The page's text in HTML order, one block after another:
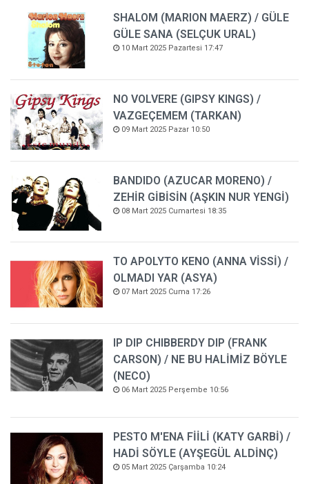
SHALOM (MARION MAERZ) / GÜLE
GÜLE SANA (SELÇUK URAL)
10 Mart 2025 Pazartesi 17:47
NO VOLVERE (GIPSY KINGS) /
VAZGEÇEMEM (TARKAN)
09 Mart 2025 Pazar 10:50
BANDIDO (AZUCAR MORENO) /
ZEHİR GİBİSİN (AŞKIN NUR YENGİ)
08 Mart 2025 Cumartesi 18:35
TO APOLYTO KENO (ANNA VİSSİ) /
OLMADI YAR (ASYA)
07 Mart 2025 Cuma 17:26
IP DIP CHIBBERDY DIP (FRANK
CARSON) / NE BU HALİMİZ BÖYLE
(NECO)
06 Mart 2025 Perşembe 10:56
PESTO M'ENA FİİLİ (KATY GARBİ) /
HADİ SÖYLE (AYŞEGÜL ALDİNÇ)
05 Mart 2025 Çarşamba 10:24